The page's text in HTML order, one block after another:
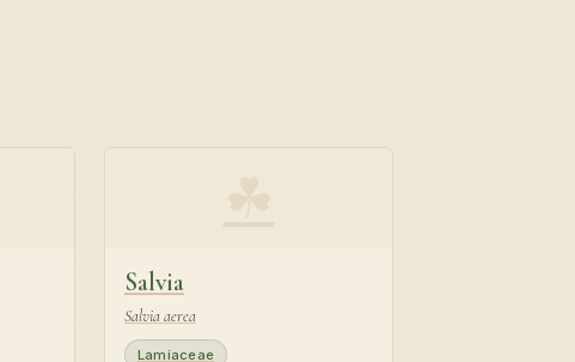
Salvia
Salvia aerea
Lamiaceae